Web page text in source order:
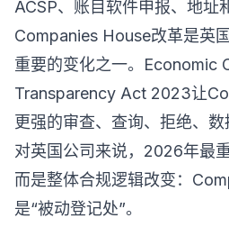
ACSP、账目软件申报、地址
Companies House改革是英
重要的变化之一。Economic
Transparency Act 2023让
更强的审查、查询、拒绝、数
对英国公司来说，2026年最
而是整体合规逻辑改变：
是“被动登记处”。